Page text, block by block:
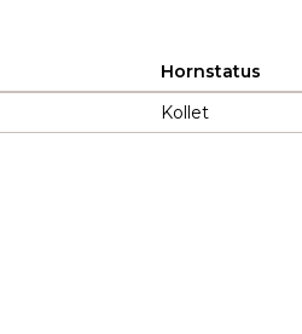
Hornstatus
Kollet